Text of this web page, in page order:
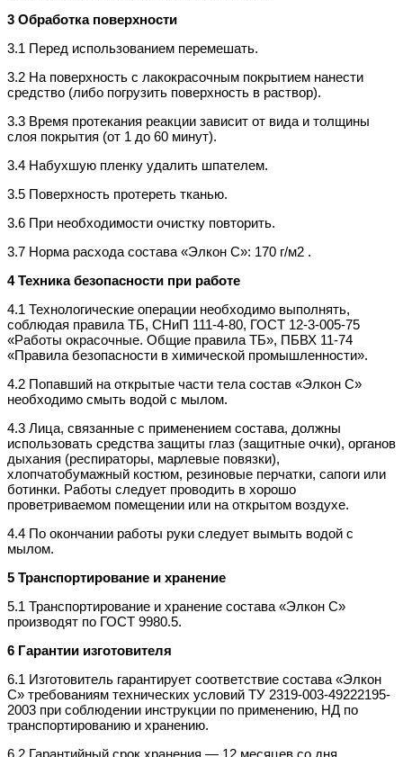
3 Обработка поверхности
3.1 Перед использованием перемешать.
3.2 На поверхность с лакокрасочным покрытием нанести
средство (либо погрузить поверхность в раствор).
3.3 Время протекания реакции зависит от вида и толщины
слоя покрытия (от 1 до 60 минут).
3.4 Набухшую пленку удалить шпателем.
3.5 Поверхность протереть тканью.
3.6 При необходимости очистку повторить.
3.7 Норма расхода состава «Элкон С»: 170 г/м2 .
4 Техника безопасности при работе
4.1 Технологические операции необходимо выполнять,
соблюдая правила ТБ, СНиП 111-4-80, ГОСТ 12-3-005-75
«Работы окрасочные. Общие правила ТБ», ПБВХ 11-74
«Правила безопасности в химической промышленности».
4.2 Попавший на открытые части тела состав «Элкон С»
необходимо смыть водой с мылом.
4.3 Лица, связанные с применением состава, должны
использовать средства защиты глаз (защитные очки), органов
дыхания (респираторы, марлевые повязки),
хлопчатобумажный костюм, резиновые перчатки, сапоги или
ботинки. Работы следует проводить в хорошо
проветриваемом помещении или на открытом воздухе.
4.4 По окончании работы руки следует вымыть водой с
мылом.
5 Транспортирование и хранение
5.1 Транспортирование и хранение состава «Элкон С»
производят по ГОСТ 9980.5.
6 Гарантии изготовителя
6.1 Изготовитель гарантирует соответствие состава «Элкон
С» требованиям технических условий ТУ 2319-003-49222195-
2003 при соблюдении инструкции по применению, НД по
транспортированию и хранению.